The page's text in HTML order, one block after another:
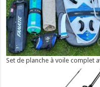
Set de planche à voile complet